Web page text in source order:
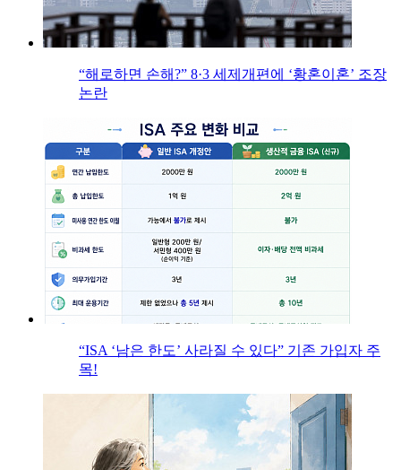
“해로하면 손해?” 8·3 세제개편에 ‘황혼이혼’ 조장
논란
“ISA ‘남은 한도’ 사라질 수 있다” 기존 가입자 주
목!